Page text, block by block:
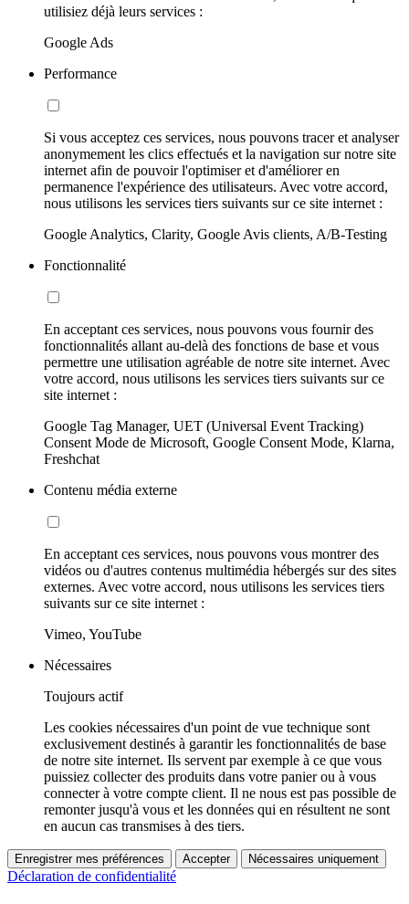
utilisiez déjà leurs services :
Google Ads
Performance
Si vous acceptez ces services, nous pouvons tracer et analyser
anonymement les clics effectués et la navigation sur notre site
internet afin de pouvoir l'optimiser et d'améliorer en
permanence l'expérience des utilisateurs. Avec votre accord,
nous utilisons les services tiers suivants sur ce site internet :
Google Analytics, Clarity, Google Avis clients, A/B-Testing
Fonctionnalité
En acceptant ces services, nous pouvons vous fournir des
fonctionnalités allant au-delà des fonctions de base et vous
permettre une utilisation agréable de notre site internet. Avec
votre accord, nous utilisons les services tiers suivants sur ce
site internet :
Google Tag Manager, UET (Universal Event Tracking)
Consent Mode de Microsoft, Google Consent Mode, Klarna,
Freshchat
Contenu média externe
En acceptant ces services, nous pouvons vous montrer des
vidéos ou d'autres contenus multimédia hébergés sur des sites
externes. Avec votre accord, nous utilisons les services tiers
suivants sur ce site internet :
Vimeo, YouTube
Nécessaires
Toujours actif
Les cookies nécessaires d'un point de vue technique sont
exclusivement destinés à garantir les fonctionnalités de base
de notre site internet. Ils servent par exemple à ce que vous
puissiez collecter des produits dans votre panier ou à vous
connecter à votre compte client. Il ne nous est pas possible de
remonter jusqu'à vous et les données qui en résultent ne sont
en aucun cas transmises à des tiers.
Enregistrer mes préférences Accepter Nécessaires uniquement
Déclaration de confidentialité